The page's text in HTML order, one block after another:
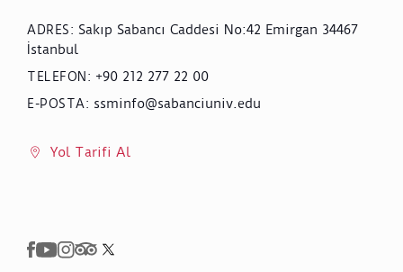
ADRES: Sakıp Sabancı Caddesi No:42 Emirgan 34467
İstanbul
TELEFON : +90 212 277 22 00
E-POSTA: ssminfo@sabanciuniv.edu
Yol Tarifi Al